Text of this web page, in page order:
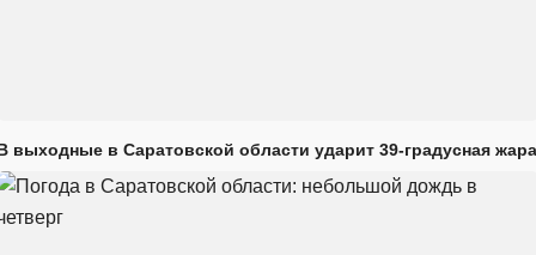
выходные в Саратовской области ударит 39-градусная жара